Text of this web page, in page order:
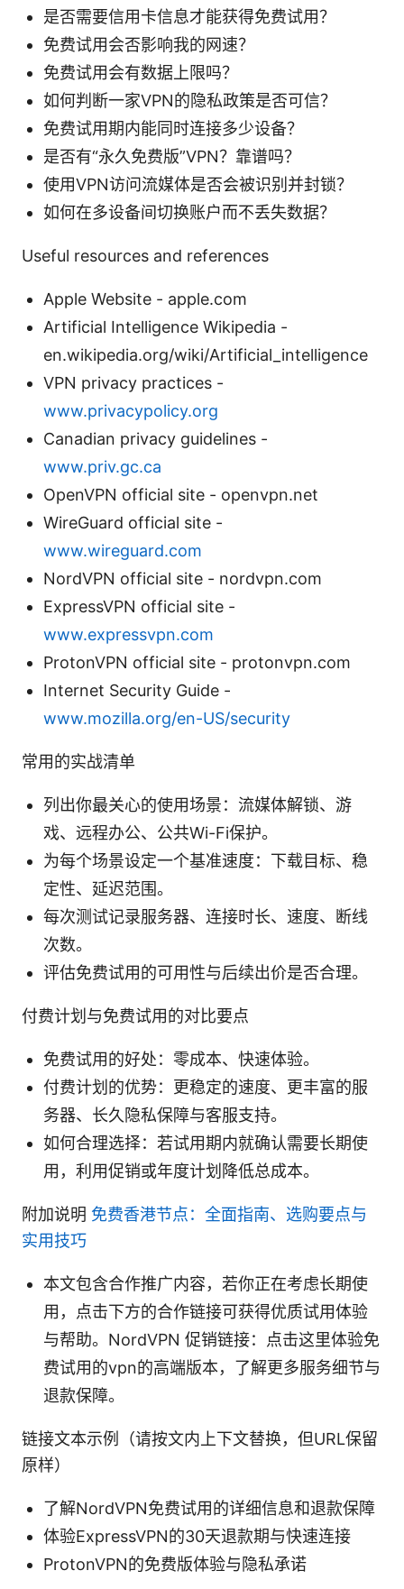
是否需要信用卡信息才能获得免费试用？
免费试用会否影响我的网速？
免费试用会有数据上限吗？
如何判断一家VPN的隐私政策是否可信？
免费试用期内能同时连接多少设备？
是否有“永久免费版”VPN？靠谱吗？
使用VPN访问流媒体是否会被识别并封锁？
如何在多设备间切换账户而不丢失数据？
Useful resources and references
Apple Website - apple.com
Artificial Intelligence Wikipedia -
en.wikipedia.org/wiki/Artificial_intelligence
VPN privacy practices -
www.privacypolicy.org
Canadian privacy guidelines -
www.priv.gc.ca
OpenVPN official site - openvpn.net
WireGuard official site -
www.wireguard.com
NordVPN official site - nordvpn.com
ExpressVPN official site -
www.expressvpn.com
ProtonVPN official site - protonvpn.com
Internet Security Guide -
www.mozilla.org/en-US/security
常用的实战清单
列出你最关心的使用场景：流媒体解锁、游
戏、远程办公、公共Wi-Fi保护。
为每个场景设定一个基准速度：下载目标、稳
定性、延迟范围。
每次测试记录服务器、连接时长、速度、断线
次数。
评估免费试用的可用性与后续出价是否合理。
付费计划与免费试用的对比要点
免费试用的好处：零成本、快速体验。
付费计划的优势：更稳定的速度、更丰富的服
务器、长久隐私保障与客服支持。
如何合理选择：若试用期内就确认需要长期使
用，利用促销或年度计划降低总成本。
附加说明 免费香港节点：全面指南、选购要点与
实用技巧
本文包含合作推广内容，若你正在考虑长期使
用，点击下方的合作链接可获得优质试用体验
与帮助。NordVPN 促销链接：点击这里体验免
费试用的vpn的高端版本，了解更多服务细节与
退款保障。
链接文本示例（请按文内上下文替换，但URL保留
原样）
了解NordVPN免费试用的详细信息和退款保障
体验ExpressVPN的30天退款期与快速连接
ProtonVPN的免费版体验与隐私承诺